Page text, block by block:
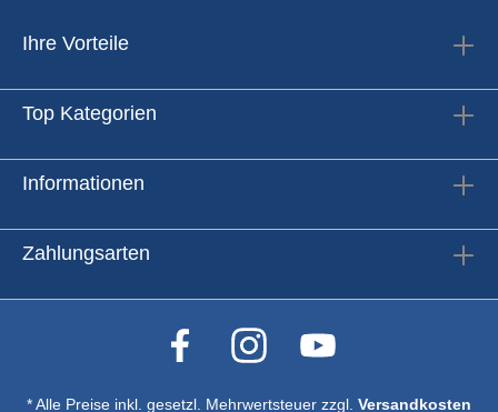
Ihre Vorteile
Top Kategorien
Informationen
Zahlungsarten
* Alle Preise inkl. gesetzl. Mehrwertsteuer zzgl. Versandkosten